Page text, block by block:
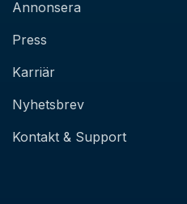
Annonsera
Press
Karriär
Nyhetsbrev
Kontakt & Support